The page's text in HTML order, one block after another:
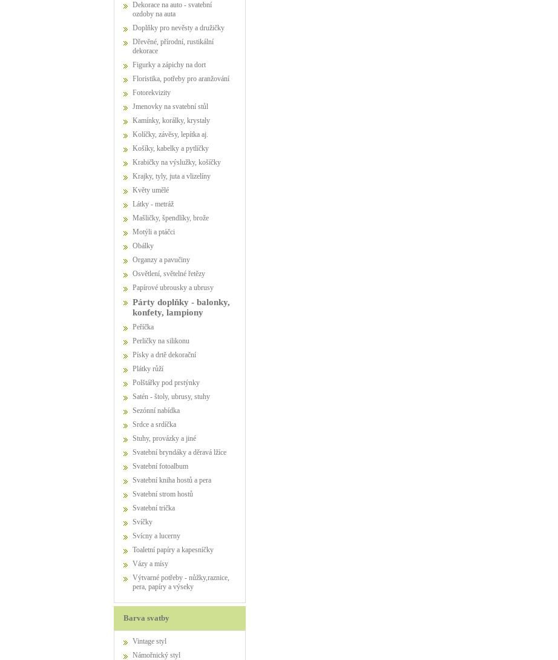
Dekorace na auto - svatební
ozdoby na auta
Doplňky pro nevěsty a družičky
Dřevěné, přírodní, rustikální
dekorace
Figurky a zápichy na dort
Floristika, potřeby pro aranžování
Fotorekvizity
Jmenovky na svatební stůl
Kamínky, korálky, krystaly
Kolíčky, závěsy, lepítka aj.
Košíky, kabelky a pytlíčky
Krabičky na výslužky, košíčky
Krajky, tyly, juta a vlizelíny
Květy umělé
Látky - metráž
Mašličky, špendlíky, brože
Motýli a ptáčci
Obálky
Organzy a pavučiny
Osvětlení, světelné řetězy
Papírové ubrousky a ubrusy
Párty doplňky - balonky,
konfety, lampiony
Peříčka
Perličky na silikonu
Písky a drtě dekorační
Plátky růží
Polštářky pod prstýnky
Satén - štoly, ubrusy, stuhy
Sezónní nabídka
Srdce a srdíčka
Stuhy, provázky a jiné
Svatební bryndáky a děravá lžíce
Svatební fotoalbum
Svatební kniha hostů a pera
Svatební strom hostů
Svatební trička
Svíčky
Svícny a lucerny
Toaletní papíry a kapesníčky
Vázy a mísy
Výtvarné potřeby - nůžky,raznice,
pera, papíry a výseky
Barva svatby
Vintage styl
Námořnický styl